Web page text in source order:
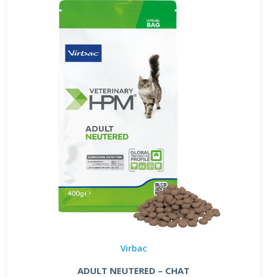
Virbac
ADULT NEUTERED – CHAT